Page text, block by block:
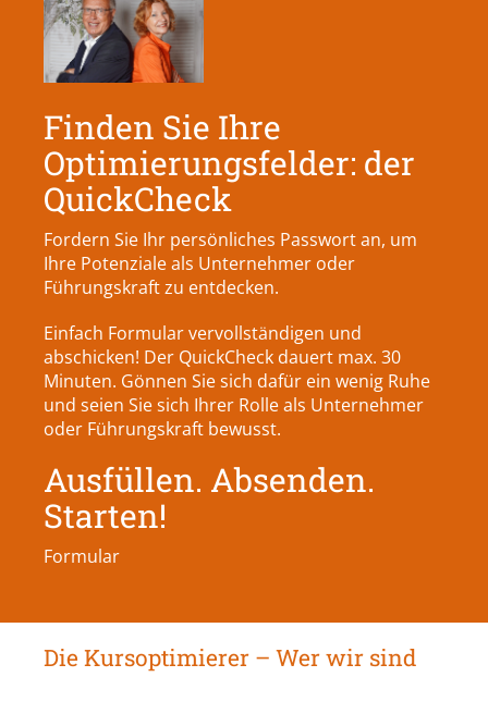
Finden Sie Ihre
Optimierungsfelder: der
QuickCheck
Fordern Sie Ihr persönliches Passwort an, um
Ihre Potenziale als Unternehmer oder
Führungskraft zu entdecken.
Einfach Formular vervollständigen und
abschicken! Der QuickCheck dauert max. 30
Minuten. Gönnen Sie sich dafür ein wenig Ruhe
und seien Sie sich Ihrer Rolle als Unternehmer
oder Führungskraft bewusst.
Ausfüllen. Absenden.
Starten!
Formular
Die Kursoptimierer – Wer wir sind